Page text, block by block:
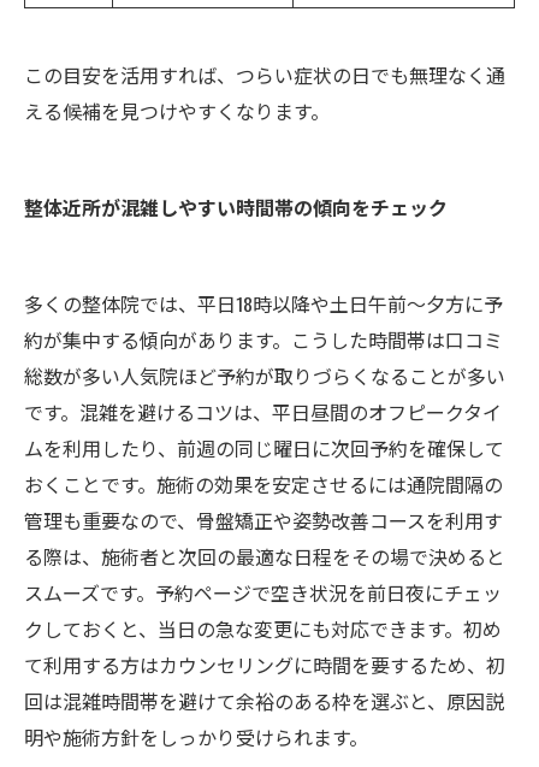
この目安を活用すれば、つらい症状の日でも無理なく通
える候補を見つけやすくなります。
整体近所が混雑しやすい時間帯の傾向をチェック
多くの整体院では、平日18時以降や土日午前〜夕方に予
約が集中する傾向があります。こうした時間帯は口コミ
総数が多い人気院ほど予約が取りづらくなることが多い
です。混雑を避けるコツは、平日昼間のオフピークタイ
ムを利用したり、前週の同じ曜日に次回予約を確保して
おくことです。施術の効果を安定させるには通院間隔の
管理も重要なので、骨盤矯正や姿勢改善コースを利用す
る際は、施術者と次回の最適な日程をその場で決めると
スムーズです。予約ページで空き状況を前日夜にチェッ
クしておくと、当日の急な変更にも対応できます。初め
て利用する方はカウンセリングに時間を要するため、初
回は混雑時間帯を避けて余裕のある枠を選ぶと、原因説
明や施術方針をしっかり受けられます。